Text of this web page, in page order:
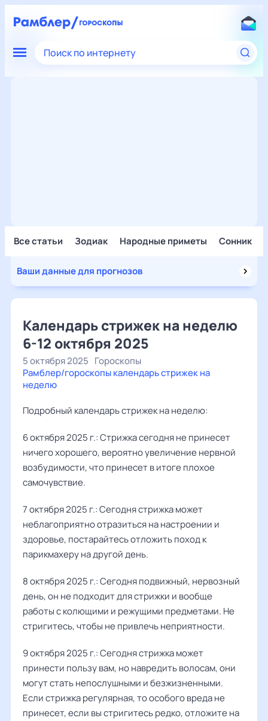
Поиск по интернету
Все статьи Зодиак Народные приметы Сонник
Ваши данные для прогнозов
Календарь стрижек на неделю
6-12 октября 2025
5 октября 2025 Гороскопы
Рамблер/гороскопы календарь стрижек на
неделю
Подробный календарь стрижек на неделю:
6 октября 2025 г.: Стрижка сегодня не принесет
ничего хорошего, вероятно увеличение нервной
возбудимости, что принесет в итоге плохое
самочувствие.
7 октября 2025 г.: Сегодня стрижка может
неблагоприятно отразиться на настроении и
здоровье, постарайтесь отложить поход к
парикмахеру на другой день.
8 октября 2025 г.: Сегодня подвижный, нервозный
день, он не подходит для стрижки и вообще
работы с колющими и режущими предметами. Не
стригитесь, чтобы не привлечь неприятности.
9 октября 2025 г.: Сегодня стрижка может
принести пользу вам, но навредить волосам, они
могут стать непослушными и безжизненными.
Если стрижка регулярная, то особого вреда не
принесет, если вы стригитесь редко, отложите на